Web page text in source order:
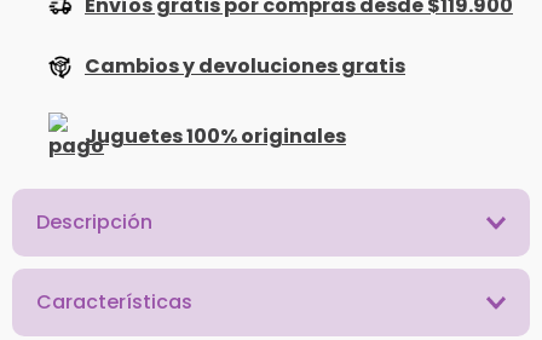
Cambios y devoluciones gratis
Juguetes 100% originales
Descripción
Características